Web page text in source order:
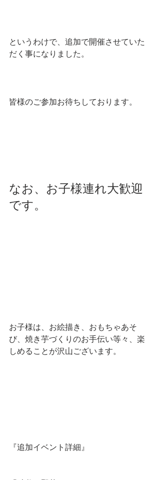
というわけで、追加で開催させていた
だく事になりました。
皆様のご参加お待ちしております。
なお、お子様連れ大歓迎
です。
お子様は、お絵描き、おもちゃあそ
び、焼き芋づくりのお手伝い等々、楽
しめることが沢山ございます。
『追加イベント詳細』